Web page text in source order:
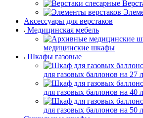
Аксессуары для верстаков
Медицинская мебель
медицинские шкафы
Шкафы газовые
для газовых баллонов на 27
для газовых баллонов на 40
для газовых баллонов на 50